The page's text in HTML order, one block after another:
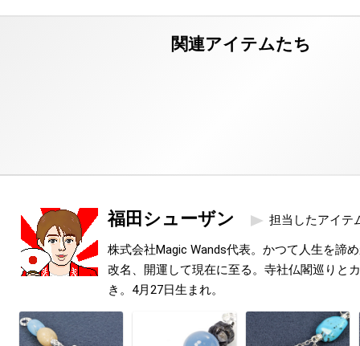
福田シューザン 担当したアイテ
株式会社Magic Wands代表。かつて人生を諦
改名、開運して現在に至る。寺社仏閣巡りと
き。4月27日生まれ。